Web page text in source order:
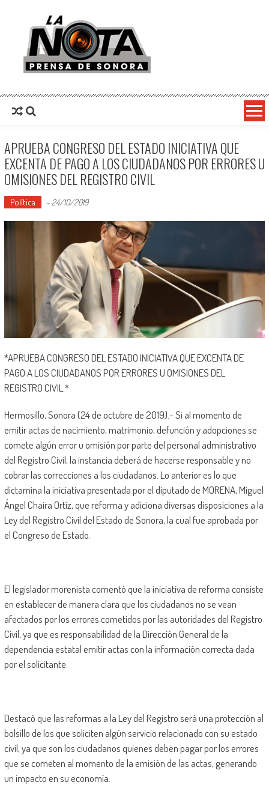
La Nota Prensa De Sonora
APRUEBA CONGRESO DEL ESTADO INICIATIVA QUE
EXCENTA DE PAGO A LOS CIUDADANOS POR ERRORES U
OMISIONES DEL REGISTRO CIVIL
Política - 24/10/2019
*APRUEBA CONGRESO DEL ESTADO INICIATIVA QUE EXCENTA DE
PAGO A LOS CIUDADANOS POR ERRORES U OMISIONES DEL
REGISTRO CIVIL.*
Hermosillo, Sonora (24 de octubre de 2019).- Si al momento de
emitir actas de nacimiento, matrimonio, defunción y adopciones se
comete algún error u omisión por parte del personal administrativo
del Registro Civil, la instancia deberá de hacerse responsable y no
cobrar las correcciones a los ciudadanos. Lo anterior es lo que
dictamina la iniciativa presentada por el diputado de MORENA, Miguel
Ángel Chaira Ortíz, que reforma y adiciona diversas disposiciones a la
Ley del Registro Civil del Estado de Sonora, la cual fue aprobada por
el Congreso de Estado.
El legislador morenista comentó que la iniciativa de reforma consiste
en establecer de manera clara que los ciudadanos no se vean
afectados por los errores cometidos por las autoridades del Registro
Civil, ya que es responsabilidad de la Dirección General de la
dependencia estatal emitir actas con la información correcta dada
por el solicitante.
Destacó que las reformas a la Ley del Registro será una protección al
bolsillo de los que soliciten algún servicio relacionado con su estado
civil, ya que son los ciudadanos quienes deben pagar por los errores
que se cometen al momento de la emisión de las actas, generando
un impacto en su economía.